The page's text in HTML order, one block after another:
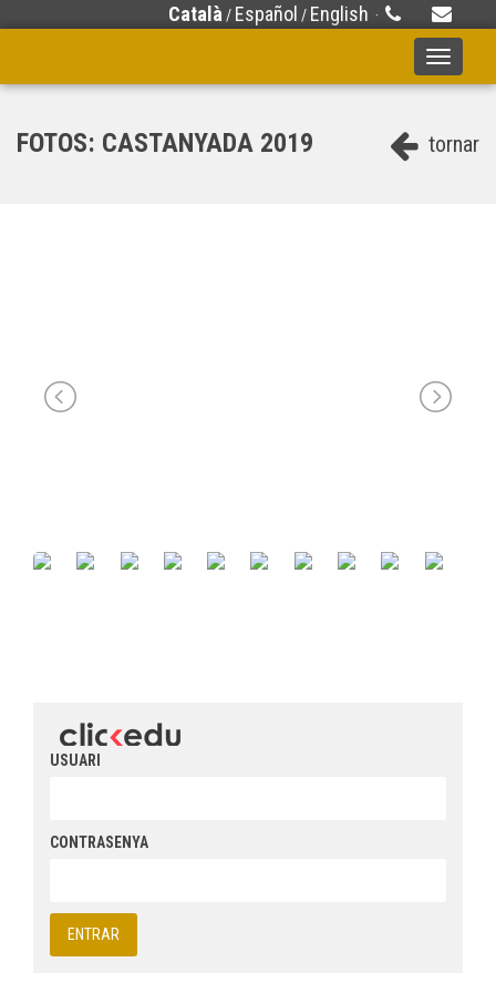
Català / Español / English ·
Toggle
tornar
FOTOS: CASTANYADA 2019
USUARI
CONTRASENYA